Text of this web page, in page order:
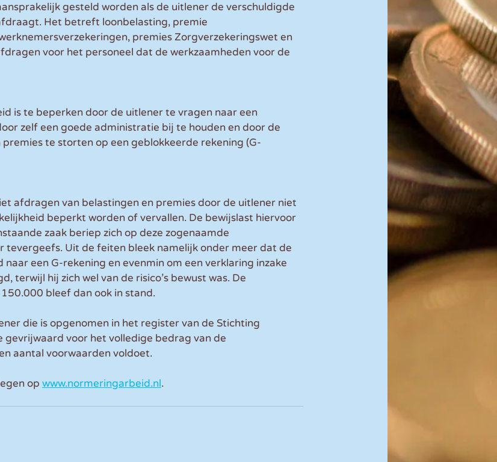
gesteld worden als de uitlener de verschuldigde
Het betreft loonbelasting, premie
premies Zorgverzekeringswet en
voor het personeel dat de werkzaamheden voor de
is te beperken door de uitlener te vragen naar een
zelf een goede administratie bij te houden en door de
te storten op een geblokkeerde rekening (G-
afdragen van belastingen en premies door de uitlener niet
beperkt worden of vervallen. De bewijslast hiervoor
zaak beriep zich op deze zogenaamde
tevergeefs. Uit de feiten bleek namelijk onder meer dat de
een G-rekening en evenmin om een verklaring inzake
terwijl hij zich wel van de risico’s bewust was. De
bleef dan ook in stand.
die is opgenomen in het register van de Stichting
gevrijwaard voor het volledige bedrag van de
aantal voorwaarden voldoet.
op www.normeringarbeid.nl.